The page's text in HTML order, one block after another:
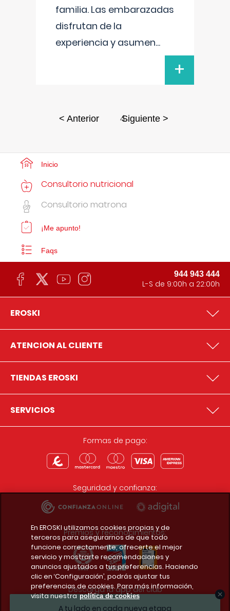
familia. Las embarazadas
disfrutan de la
experiencia y asumen...
+
< Anterior 4
Siguiente >
A tu lado en cada nueva etapa
Inicio
Consultorio nutricional
Consultorio matrona
¡Me apunto!
Faqs
944 943 444
L-S de 9:00h a 22:00h
EROSKI
ATENCION AL CLIENTE
TIENDAS EROSKI
SERVICIOS
Formas de pago:
Seguridad y confianza:
Premios y reconocimientos:
Descarga la app del club
En EROSKI utilizamos cookies propias y de
terceros para asegurarnos de que todo
funcione correctamente, ofrecerte el mejor
servicio y mostrarte recomendaciones y
anuncios ajustados a tus preferencias. Haciendo
clic en ‘Configuración’, podrás ajustar tus
preferencias de cookies. Para más información,
visita nuestra política de cookies